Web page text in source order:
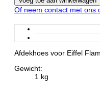
Of neem contact met ons
Afdekhoes voor Eiffel
Gewicht:
1 kg